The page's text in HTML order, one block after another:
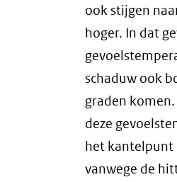
ook stijgen
hoger. In dat
schaduw ook
graden
deze
het kantelpunt
vanwege de